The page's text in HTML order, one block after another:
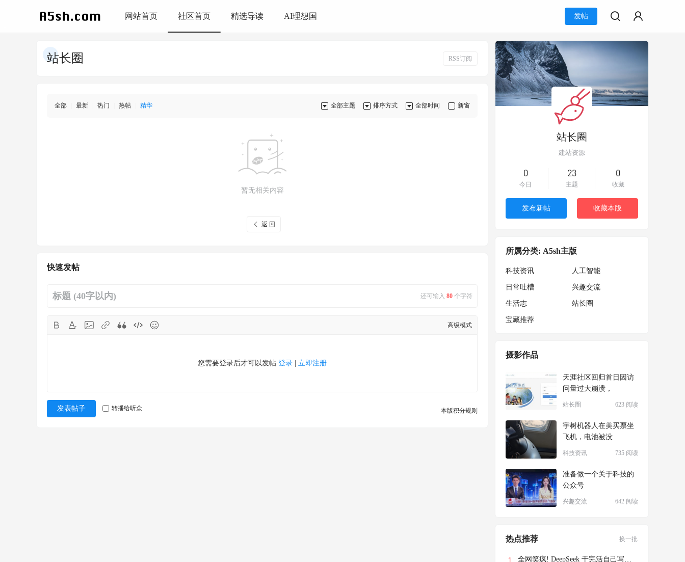
网站首页 社区首页 精选导读 AI理想国 发帖
站长圈 RSS订阅
新窗
全部时间
排序方式
全部主题
全部 最新 热门 热帖 精华
暂无相关内容
返 回
快速发帖
还可输入 80 个字符
高级模式
您需要登录后才可以发帖 登录 立即注册
本版积分规则
发表帖子 转播给听众
站长圈
建站资源
0
今日
23
主题
0
收藏
发布新帖 收藏本版
所属分类: A5sh主版
科技资讯 人工智能
日常吐槽 兴趣交流
生活志 站长圈
宝藏推荐
摄影作品
天涯社区回归首日因访
问量过大崩溃，
623 阅读
站长圈
宇树机器人在美买票坐
飞机，电池被没
735 阅读
科技资讯
准备做一个关于科技的
公众号
642 阅读
兴趣交流
热点推荐 换一批
全网笑疯! DeepSeek 干完活自己写了个游戏